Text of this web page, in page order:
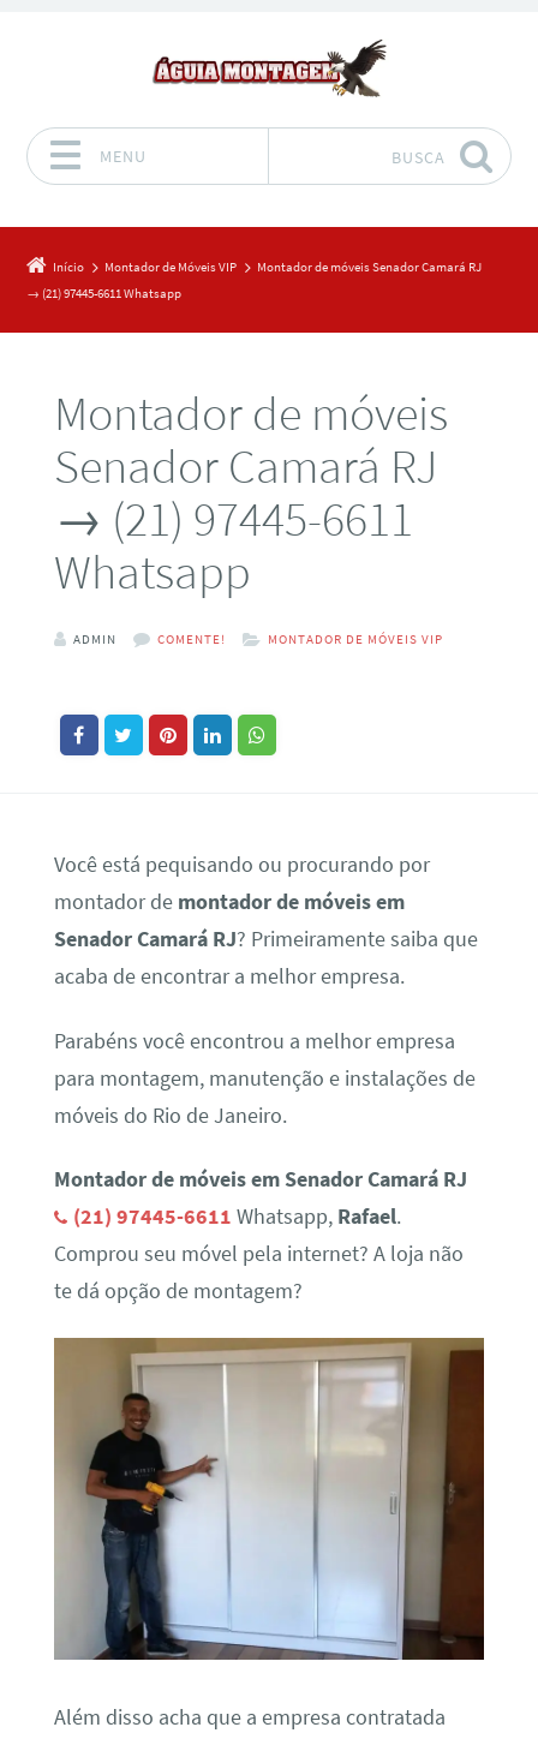
MENU BUSCA
Início Montador de Móveis VIP
Montador de móveis Senador Camará RJ
→ (21) 97445-6611 Whatsapp
Montador de móveis
Senador Camará RJ
→ (21) 97445-6611
Whatsapp
ADMIN COMENTE! MONTADOR DE MÓVEIS VIP
Você está pequisando ou procurando por
montador de montador de móveis em
Senador Camará RJ? Primeiramente saiba que
acaba de encontrar a melhor empresa.
Parabéns você encontrou a melhor empresa
para montagem, manutenção e instalações de
móveis do Rio de Janeiro.
Montador de móveis em Senador Camará RJ
(21) 97445-6611 Whatsapp, Rafael.
Comprou seu móvel pela internet? A loja não
te dá opção de montagem?
Além disso acha que a empresa contratada